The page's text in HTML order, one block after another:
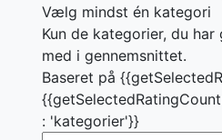
Vælg mindst én kategori
Kun de kategorier, du
med i gennemsnittet.
Baseret på
: 'kategorier'}}